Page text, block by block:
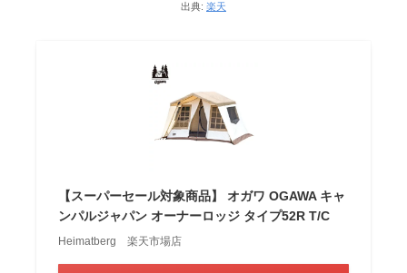
出典: 楽天
【スーパーセール対象商品】 オガワ OGAWA キャ
ンパルジャパン オーナーロッジ タイプ52R T/C
Heimatberg 楽天市場店